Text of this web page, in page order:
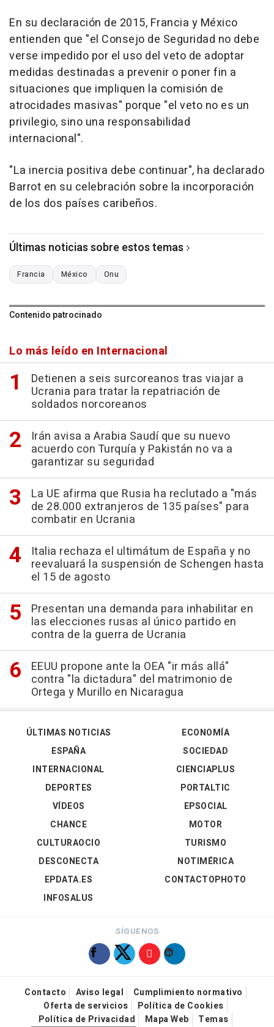
En su declaración de 2015, Francia y México
entienden que "el Consejo de Seguridad no debe
verse impedido por el uso del veto de adoptar
medidas destinadas a prevenir o poner fin a
situaciones que impliquen la comisión de
atrocidades masivas" porque "el veto no es un
privilegio, sino una responsabilidad
internacional".
"La inercia positiva debe continuar", ha declarado
Barrot en su celebración sobre la incorporación
de los dos países caribeños.
Últimas noticias sobre estos temas
Francia México Onu
Contenido patrocinado
Lo más leído en Internacional
Detienen a seis surcoreanos tras viajar a
Ucrania para tratar la repatriación de
soldados norcoreanos
Irán avisa a Arabia Saudí que su nuevo
acuerdo con Turquía y Pakistán no va a
garantizar su seguridad
La UE afirma que Rusia ha reclutado a "más
de 28.000 extranjeros de 135 países" para
combatir en Ucrania
Italia rechaza el ultimátum de España y no
reevaluará la suspensión de Schengen hasta
el 15 de agosto
Presentan una demanda para inhabilitar en
las elecciones rusas al único partido en
contra de la guerra de Ucrania
EEUU propone ante la OEA "ir más allá"
contra "la dictadura" del matrimonio de
Ortega y Murillo en Nicaragua
ÚLTIMAS NOTICIAS
ESPAÑA
INTERNACIONAL
DEPORTES
VÍDEOS
ECONOMÍA
SOCIEDAD
CIENCIAPLUS
PORTALTIC
EPSOCIAL
CHANCE
CULTURAOCIO
DESCONECTA
EPDATA.ES
INFOSALUS
MOTOR
TURISMO
NOTIMÉRICA
CONTACTOPHOTO
SÍGUENOS
Contacto Aviso legal
Cumplimiento normativo
Oferta de servicios
Política de Cookies
Política de Privacidad
Mapa Web
Temas